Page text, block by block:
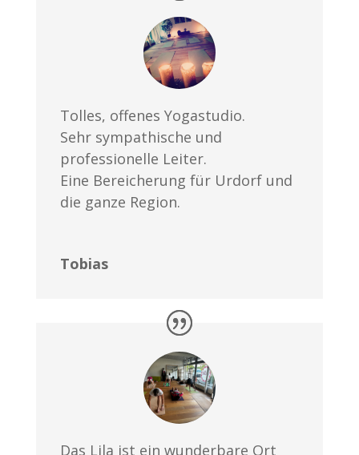
Tolles, offenes Yogastudio.
Sehr sympathische und
professionelle Leiter.
Eine Bereicherung für Urdorf und
die ganze Region.
Tobias
Das Lila ist ein wunderbare Ort